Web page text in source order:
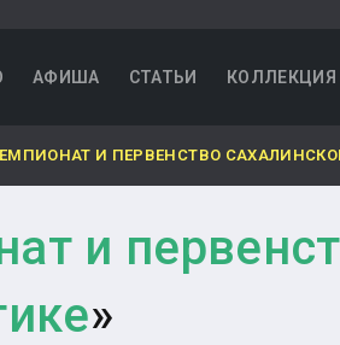
АФИША СТАТЬИ КОЛЛЕКЦИЯ
И ПЕРВЕНСТВО
и
»